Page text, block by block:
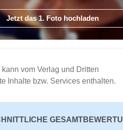
Jetzt das 1. Foto hochladen
kann vom Verlag und Dritten
Inhalte bzw. Services enthalten.